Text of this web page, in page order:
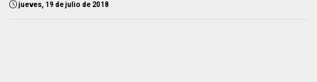
jueves, 19 de julio de 2018